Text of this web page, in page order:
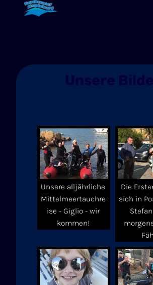
Unsere alljährliche
Mittelmeertauchre
ise - Giglio - wir
kommen!
Die
sich in